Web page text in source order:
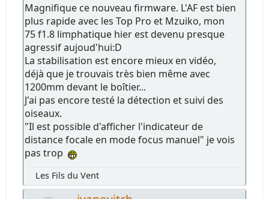
Magnifique ce nouveau firmware. L'AF est bien
plus rapide avec les Top Pro et Mzuiko, mon
75 f1.8 limphatique hier est devenu presque
agressif aujoud'hui:D
La stabilisation est encore mieux en vidéo,
déjà que je trouvais très bien même avec
1200mm devant le boîtier...
J'ai pas encore testé la détection et suivi des
oiseaux.
"Il est possible d'afficher l'indicateur de
distance focale en mode focus manuel" je vois
pas trop
Les Fils du Vent